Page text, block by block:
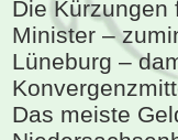
Die Kürzungen
Minister –
Lüneburg –
Das meiste